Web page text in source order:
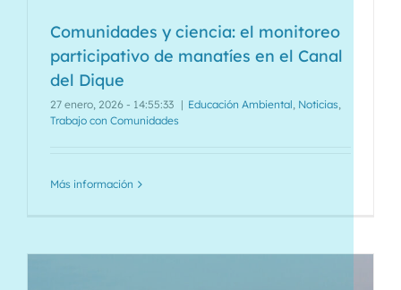
Comunidades y ciencia: el monitoreo
participativo de manatíes en el Canal
del Dique
27 enero, 2026 - 14:55:33 | Educación Ambiental, Noticias,
Trabajo con Comunidades
Más información